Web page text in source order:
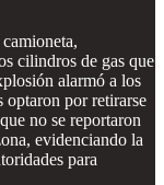
cilindros de gas que
alarmó a los
optaron por retirarse
no se reportaron
evidenciando la
para